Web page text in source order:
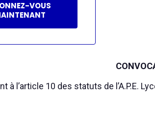
VOUS
à l’article 10 des statuts de l’A.P.E.